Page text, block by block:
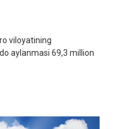
viloyatining
aylanmasi 69,3 million